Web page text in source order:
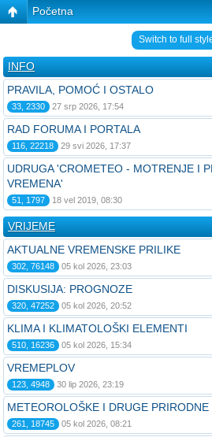
Početna
Switch to full
INFO
PRAVILA, POMOĆ I OSTALO
33, 2330 27 srp 2026, 17:54
RAD FORUMA I PORTALA
116, 22218 29 svi 2026, 17:37
UDRUGA 'CROMETEO - MOTRENJE I
VREMENA'
51, 1797 18 vel 2019, 08:30
VRIJEME
AKTUALNE VREMENSKE PRILIKE
302, 76148 05 kol 2026, 23:03
DISKUSIJA: PROGNOZE
320, 47252 05 kol 2026, 20:52
KLIMA I KLIMATOLOŠKI ELEMENTI
510, 16236 05 kol 2026, 15:34
VREMEPLOV
123, 4948 30 lip 2026, 23:19
METEOROLOŠKE I DRUGE PRIRODNE
261, 18745 05 kol 2026, 08:21